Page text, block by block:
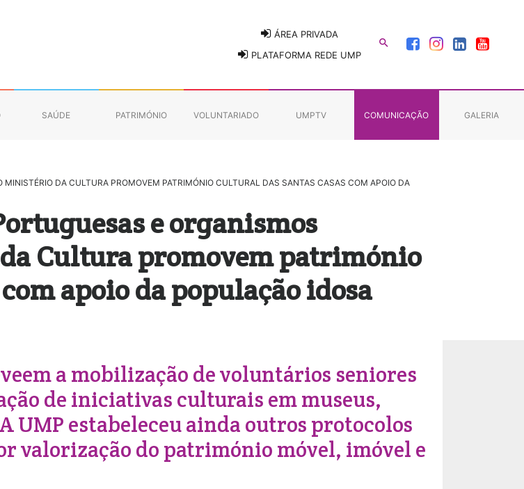
ÁREA PRIVADA
PLATAFORMA REDE UMP

SAÚDE PATRIMÓNIO VOLUNTARIADO UMPTV COMUNICAÇÃO GALERIA
DA CULTURA PROMOVEM PATRIMÓNIO CULTURAL DAS SANTAS CASAS COM APOIO DA
e organismos
Cultura promovem património
apoio da população idosa
a mobilização de voluntários seniores
de iniciativas culturais em museus,
UMP estabeleceu ainda outros protocolos
valorização do património móvel, imóvel e